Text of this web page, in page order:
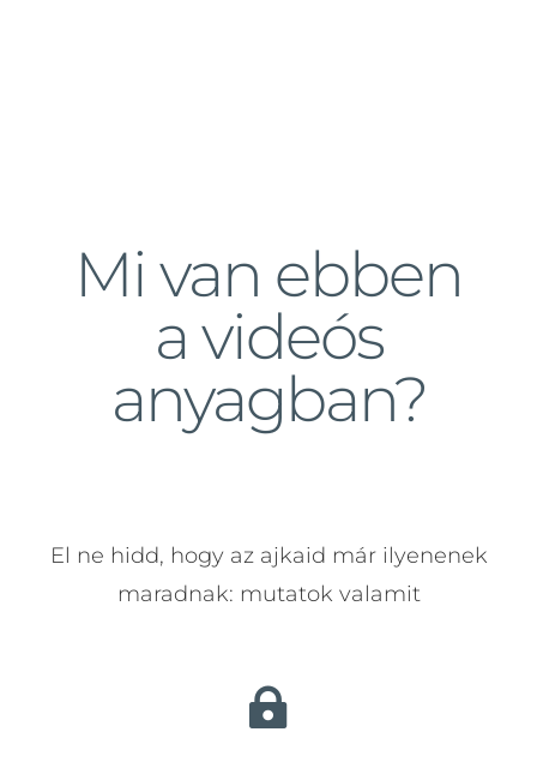
Mi van ebben
a videós
anyagban?
El ne hidd, hogy az ajkaid már ilyenenek
maradnak: mutatok valamit
